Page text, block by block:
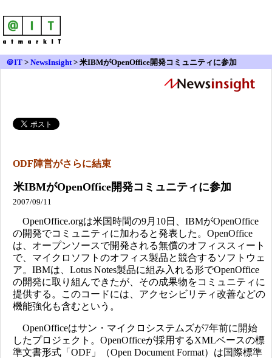
＠IT > NewsInsight> 米IBMがOpenOffice開発コミュニティに参加
ODF陣営がさらに結束
米IBMがOpenOffice開発コミュニティに参加
2007/09/11
OpenOffice.orgは米国時間の9月10日、IBMがOpenOffice
の開発でコミュニティに加わると発表した。OpenOffice
は、オープンソースで開発される無償のオフィススィート
で、マイクロソフトのオフィス製品と競合するソフトウェ
ア。IBMは、Lotus Notes製品に組み入れる形でOpenOffice
の開発に取り組んできたが、その成果物をコミュニティに
提供する。このコードには、アクセシビリティ改善などの
機能強化も含むという。
OpenOfficeはサン・マイクロシステムズが7年前に開始
したプロジェクト。OpenOfficeが採用するXMLベースの標
準文書形式「ODF」（Open Document Format）は国際標準